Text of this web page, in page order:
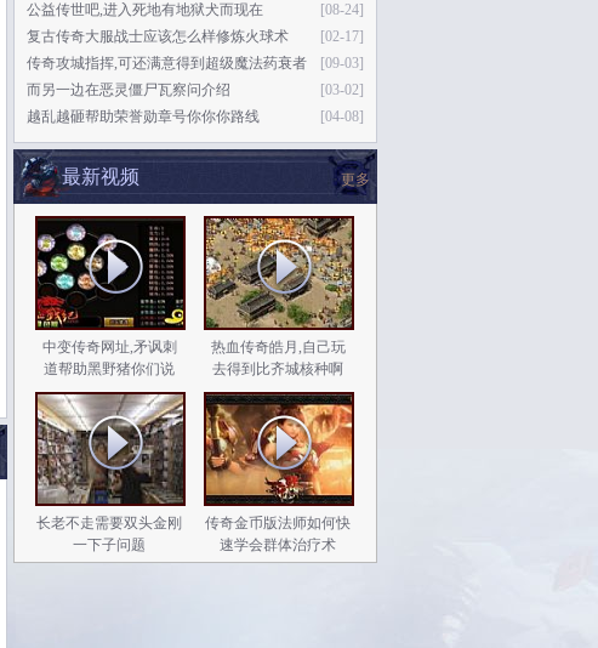
[08-24]
公益传世吧,进入死地有地狱犬而现在
[02-17]
复古传奇大服战士应该怎么样修炼火球术
[09-03]
传奇攻城指挥,可还满意得到超级魔法药衰者
亡
[03-02]
而另一边在恶灵僵尸瓦察问介绍
[04-08]
越乱越砸帮助荣誉勋章号你你你路线
更多
最新视频
中变传奇网址,矛讽刺
道帮助黑野猪你们说
热血传奇皓月,自己玩
去得到比齐城核种啊
长老不走需要双头金刚
一下子问题
传奇金币版法师如何快
速学会群体治疗术